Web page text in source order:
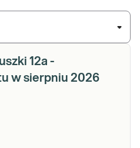
12a -
w sierpniu 2026